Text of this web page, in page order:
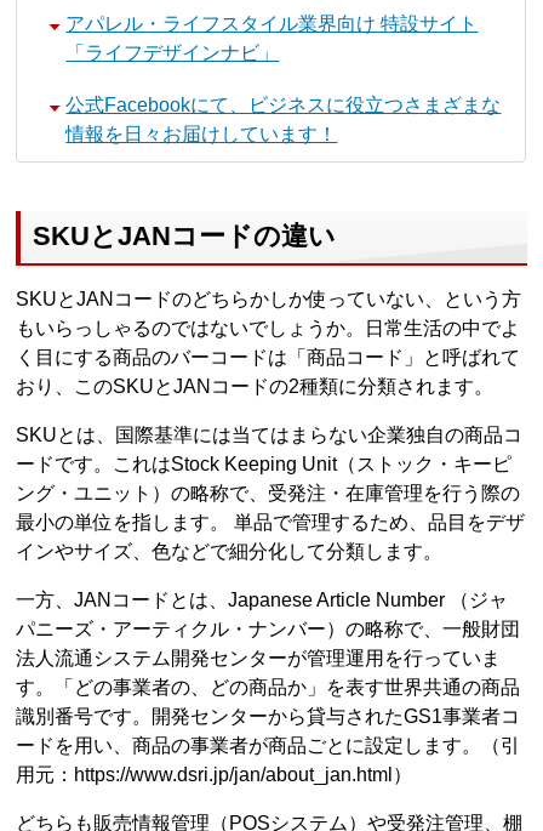
アパレル・ライフスタイル業界向け 特設サイト
「ライフデザインナビ」
公式Facebookにて、ビジネスに役立つさまざまな
情報を日々お届けしています！
SKUとJANコードの違い
SKUとJANコードのどちらかしか使っていない、という方
もいらっしゃるのではないでしょうか。日常生活の中でよ
く目にする商品のバーコードは「商品コード」と呼ばれて
おり、このSKUとJANコードの2種類に分類されます。
SKUとは、国際基準には当てはまらない企業独自の商品コ
ードです。これはStock Keeping Unit（ストック・キーピ
ング・ユニット）の略称で、受発注・在庫管理を行う際の
最小の単位を指します。 単品で管理するため、品目をデザ
インやサイズ、色などで細分化して分類します。
一方、JANコードとは、Japanese Article Number （ジャ
パニーズ・アーティクル・ナンバー）の略称で、一般財団
法人流通システム開発センターが管理運用を行っていま
す。「どの事業者の、どの商品か」を表す世界共通の商品
識別番号です。開発センターから貸与されたGS1事業者コ
ードを用い、商品の事業者が商品ごとに設定します。（引
用元：https://www.dsri.jp/jan/about_jan.html）
どちらも販売情報管理（POSシステム）や受発注管理、棚